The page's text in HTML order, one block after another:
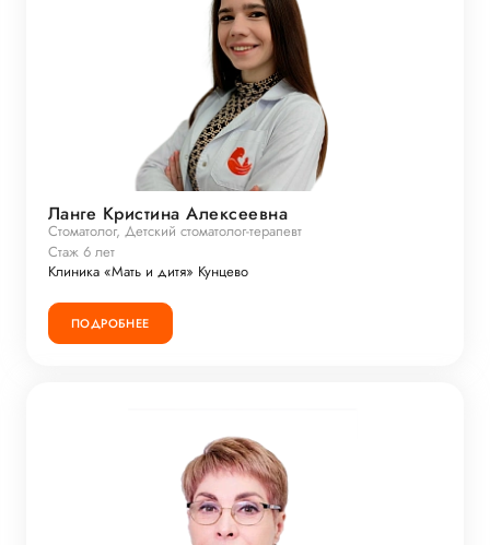
Ланге Кристина Алексеевна
Стоматолог, Детский стоматолог-терапевт
Стаж 6 лет
Клиника «Мать и дитя» Кунцево
ПОДРОБНЕЕ